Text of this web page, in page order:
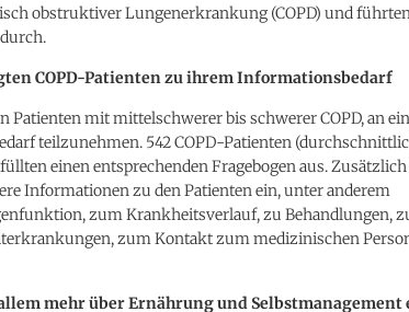
obstruktiver Lungenerkrankung (COPD) und
COPD-Patienten zu ihrem Informationsbedarf
Patienten mit mittelschwerer bis schwerer COPD, an
teilzunehmen. 542 COPD-Patienten
einen entsprechenden Fragebogen aus.
Informationen zu den Patienten ein, unter anderem
zum Krankheitsverlauf, zu Behandlungen,
zum Kontakt zum medizinischen
mehr über Ernährung und Selbstmanagement